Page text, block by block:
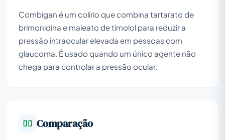
Combigan é um colírio que combina tartarato de
brimonidina e maleato de timolol para reduzir a
pressão intraocular elevada em pessoas com
glaucoma. É usado quando um único agente não
chega para controlar a pressão ocular.
Comparação